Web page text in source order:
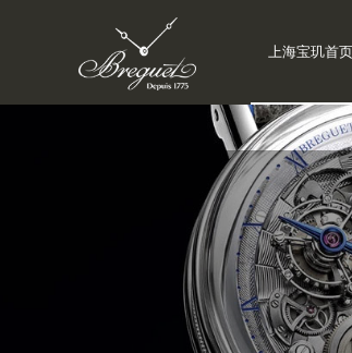
上海宝玑首页